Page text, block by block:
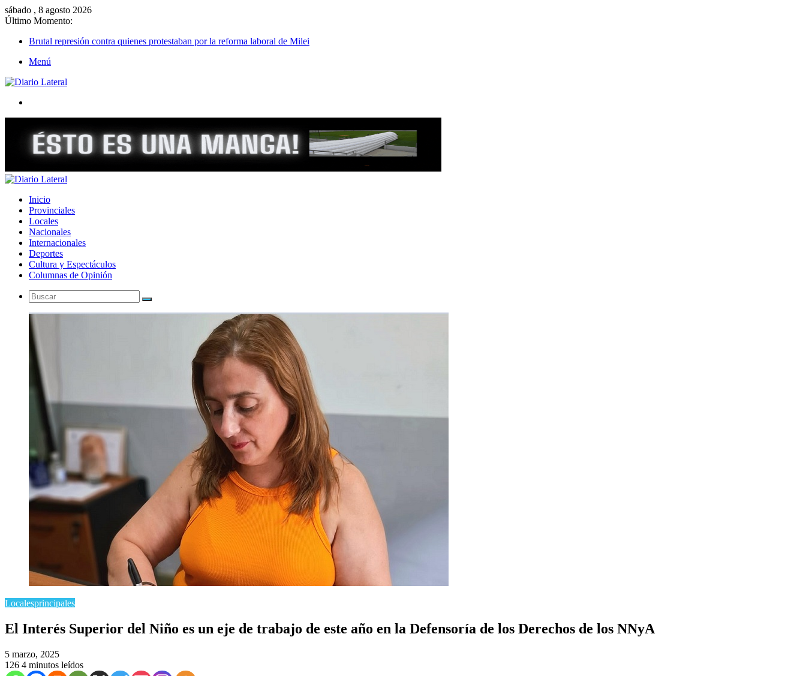
sábado , 8 agosto 2026
Último Momento:
Brutal represión contra quienes protestaban por la reforma laboral de Milei
Menú
Inicio
Provinciales
Locales
Nacionales
Internacionales
Deportes
Cultura y Espectáculos
Columnas de Opinión
Buscar
Localesprincipales
El Interés Superior del Niño es un eje de trabajo de este año en la Defensoría de los Derechos de los NNyA
5 marzo, 2025
126 4 minutos leídos